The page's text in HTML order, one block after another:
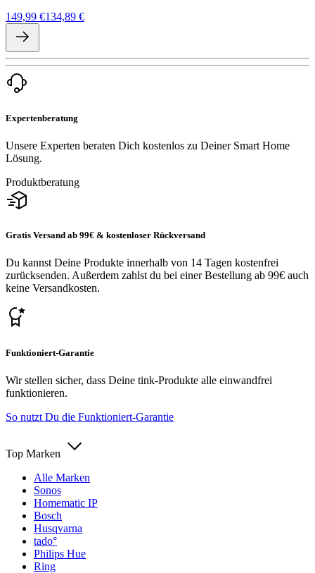
149,99 €134,89 €
Expertenberatung
Unsere Experten beraten Dich kostenlos zu Deiner Smart Home
Lösung.
Produktberatung
Gratis Versand ab 99€ & kostenloser Rückversand
Du kannst Deine Produkte innerhalb von 14 Tagen kostenfrei
zurücksenden. Außerdem zahlst du bei einer Bestellung ab 99€ auch
keine Versandkosten.
Funktioniert-Garantie
Wir stellen sicher, dass Deine tink-Produkte alle einwandfrei
funktionieren.
So nutzt Du die Funktioniert-Garantie
Top Marken
Alle Marken
Sonos
Homematic IP
Bosch
Husqvarna
tado°
Philips Hue
Ring